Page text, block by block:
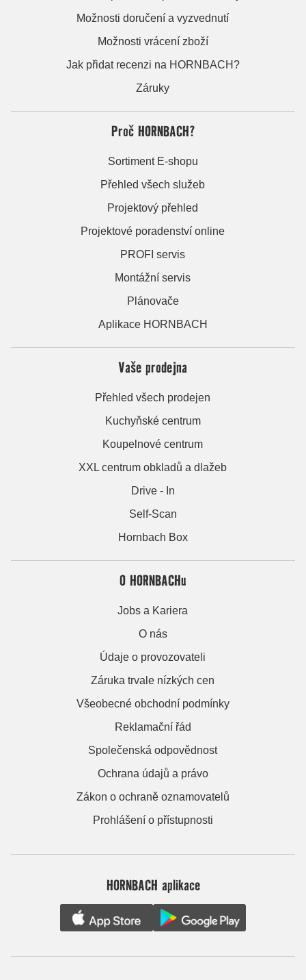
Možnosti doručení a vyzvednutí
Možnosti vrácení zboží
Jak přidat recenzi na HORNBACH?
Záruky
Proč HORNBACH?
Sortiment E-shopu
Přehled všech služeb
Projektový přehled
Projektové poradenství online
PROFI servis
Montážní servis
Plánovače
Aplikace HORNBACH
Vaše prodejna
Přehled všech prodejen
Kuchyňské centrum
Koupelnové centrum
XXL centrum obkladů a dlažeb
Drive - In
Self-Scan
Hornbach Box
O HORNBACHu
Jobs a Kariera
O nás
Údaje o provozovateli
Záruka trvale nízkých cen
Všeobecné obchodní podmínky
Reklamační řád
Společenská odpovědnost
Ochrana údajů a právo
Zákon o ochraně oznamovatelů
Prohlášení o přístupnosti
HORNBACH aplikace